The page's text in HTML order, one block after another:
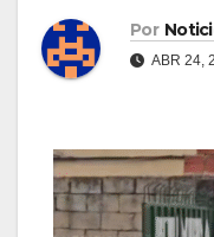
Por
ABR 24,